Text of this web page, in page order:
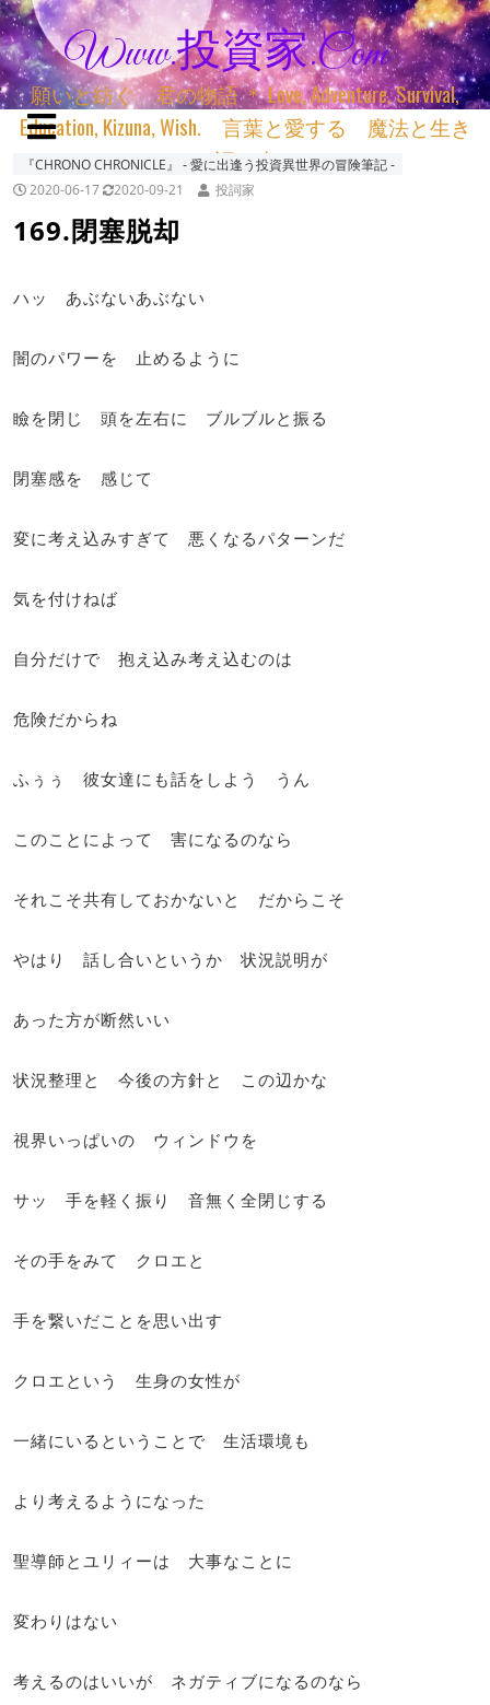
Www.投資家.com
願いと紡ぐ 君の物語 ＊ Love, Adventure, Survival,
Education, Kizuna, Wish. 言葉と愛する 魔法と生き
る 詞と生きる
『CHRONO CHRONICLE』 ‐ 愛に出逢う投資異世界の冒険筆記 ‐
2020-06-17
2020-09-21 投詞家
169.閉塞脱却
ハッ あぶないあぶない
闇のパワーを 止めるように
瞼を閉じ 頭を左右に ブルブルと振る
閉塞感を 感じて
変に考え込みすぎて 悪くなるパターンだ
気を付けねば
自分だけで 抱え込み考え込むのは
危険だからね
ふぅぅ 彼女達にも話をしよう うん
このことによって 害になるのなら
それこそ共有しておかないと だからこそ
やはり 話し合いというか 状況説明が
あった方が断然いい
状況整理と 今後の方針と この辺かな
視界いっぱいの ウィンドウを
サッ 手を軽く振り 音無く全閉じする
その手をみて クロエと
手を繋いだことを思い出す
クロエという 生身の女性が
一緒にいるということで 生活環境も
より考えるようになった
聖導師とユリィーは 大事なことに
変わりはない
考えるのはいいが ネガティブになるのなら